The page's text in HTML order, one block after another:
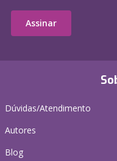
Dúvidas/Atendimento
Autores
Blog
Assinar